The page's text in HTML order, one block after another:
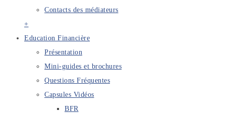
Contacts des médiateurs
+
Education Financière
Présentation
Mini-guides et brochures
Questions Fréquentes
Capsules Vidéos
BFR